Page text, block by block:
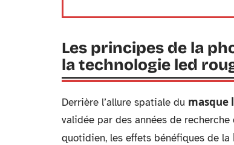
Les principes de la
la technologie led
Derrière l’allure spatiale du masque
validée par des années de
quotidien, les effets bénéfiques de la